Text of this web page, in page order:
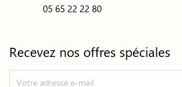
05 65 22 22 80
Recevez nos offres spéciales